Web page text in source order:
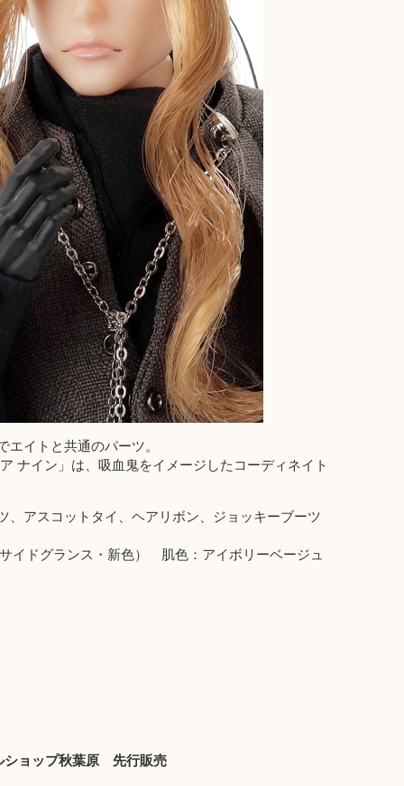
イトと共通のパーツ。
ナイン」は、吸血鬼をイメージしたコーディネイト
アスコットタイ、ヘアリボン、ジョッキーブーツ
イドグランス・新色） 肌色：アイボリーベージュ
ショップ秋葉原 先行販売